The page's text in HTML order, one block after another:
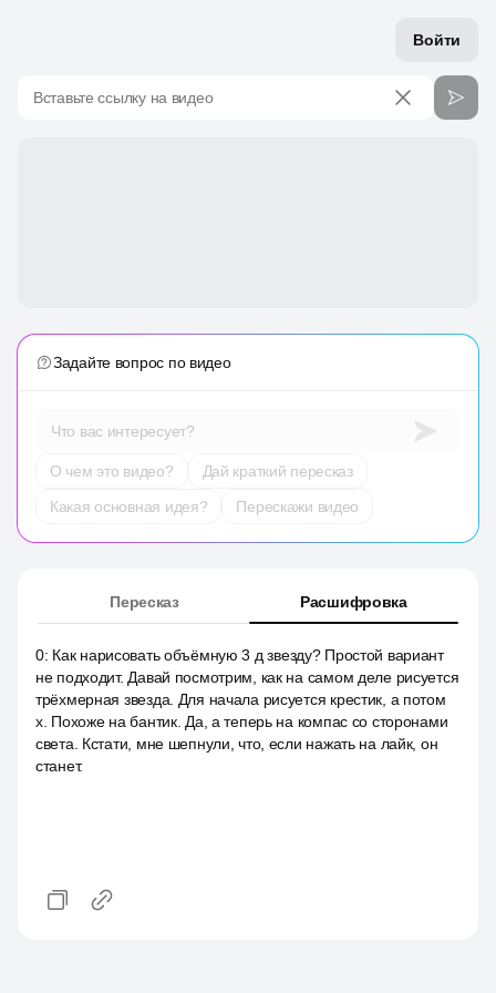
Войти
Вставьте ссылку на видео
Задайте вопрос по видео
Что вас интересует?
О чем это видео?
Дай краткий пересказ
Какая основная идея?
Перескажи видео
Пересказ Расшифровка
0: Как нарисовать объёмную 3 д звезду? Простой вариант
не подходит. Давай посмотрим, как на самом деле рисуется
трёхмерная звезда. Для начала рисуется крестик, а потом
x. Похоже на бантик. Да, а теперь на компас со сторонами
света. Кстати, мне шепнули, что, если нажать на лайк, он
станет.